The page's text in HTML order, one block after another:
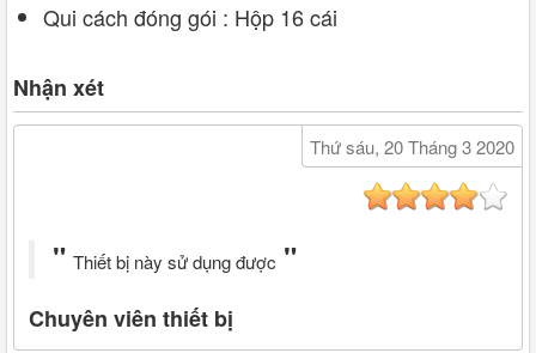
Qui cách đóng gói : Hộp 16 cái
Nhận xét
Thứ sáu, 20 Tháng 3 2020
Thiết bị này sử dụng được
Chuyên viên thiết bị